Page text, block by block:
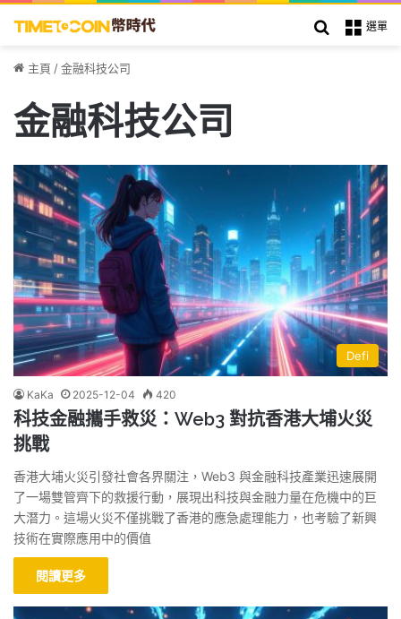
選單
搜索
主頁 /金融科技公司
金融科技公司
Defi
KaKa 2025-12-04 420
科技金融攜手救災：Web3 對抗香港大埔火災
挑戰
香港大埔火災引發社會各界關注，Web3 與金融科技產業迅速展開
了一場雙管齊下的救援行動，展現出科技與金融力量在危機中的巨
大潛力。這場火災不僅挑戰了香港的應急處理能力，也考驗了新興
技術在實際應用中的價值
閱讀更多